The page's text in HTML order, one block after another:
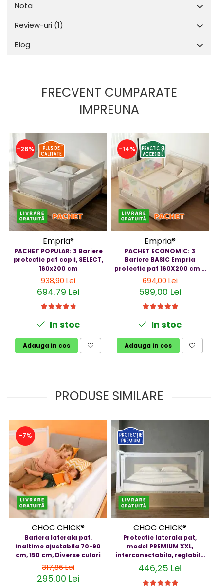
Nota
Review-uri (1)
Blog
FRECVENT CUMPARATE
IMPREUNA
-26%
Empria®
PACHET POPULAR: 3 Bariere
protectie pat copii, SELECT,
160x200 cm
938,90 Lei
694,79 Lei
In stoc
Adauga in cos
-14%
Empria®
PACHET ECONOMIC: 3
Bariere BASIC Empria
protectie pat 160X200 cm +
bara stabilizatoare
694,00 Lei
599,00 Lei
In stoc
Adauga in cos
PRODUSE SIMILARE
-7%
CHOC CHICK®
Bariera laterala pat,
inaltime ajustabila 70-90
cm, 150 cm, Diverse culori
317,86 Lei
295,00 Lei
CHOC CHICK®
Protectie laterala pat,
model PREMIUM XXL,
interconectabila, reglabila
si culisanta, inaltime
ajustabila pana la 97 cm,
Diverse dimensiuni si culori
446,25 Lei